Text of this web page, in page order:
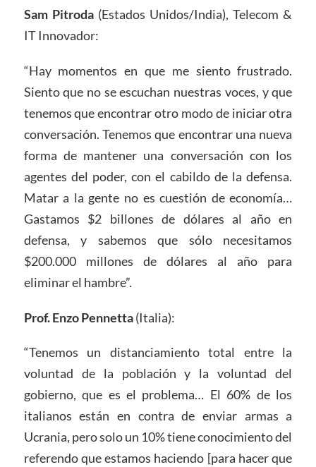
Sam Pitroda (Estados Unidos/India), Telecom &
IT Innovador:
“Hay momentos en que me siento frustrado.
Siento que no se escuchan nuestras voces, y que
tenemos que encontrar otro modo de iniciar otra
conversación. Tenemos que encontrar una nueva
forma de mantener una conversación con los
agentes del poder, con el cabildo de la defensa.
Matar a la gente no es cuestión de economía…
Gastamos $2 billones de dólares al año en
defensa, y sabemos que sólo necesitamos
$200.000 millones de dólares al año para
eliminar el hambre”.
Prof. Enzo Pennetta(Italia):
“Tenemos un distanciamiento total entre la
voluntad de la población y la voluntad del
gobierno, que es el problema… El 60% de los
italianos están en contra de enviar armas a
Ucrania, pero solo un 10% tiene conocimiento del
referendo que estamos haciendo [para hacer que